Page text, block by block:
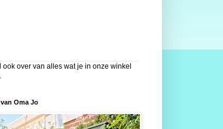
over van alles wat je in onze winkel
van Oma Jo